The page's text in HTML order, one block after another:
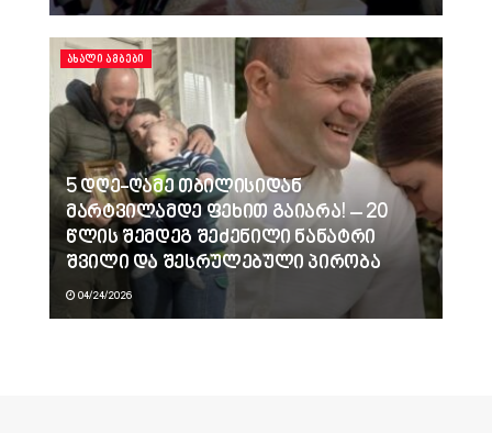
ᲐᲮᲐᲚᲘ ᲐᲛᲑᲔᲑᲘ
5 დღე-ღამე თბილისიდან
მარტვილამდე ფეხით გაიარა! – 20
წლის შემდეგ შეძენილი ნანატრი
შვილი და შესრულებული პირობა
04/24/2026